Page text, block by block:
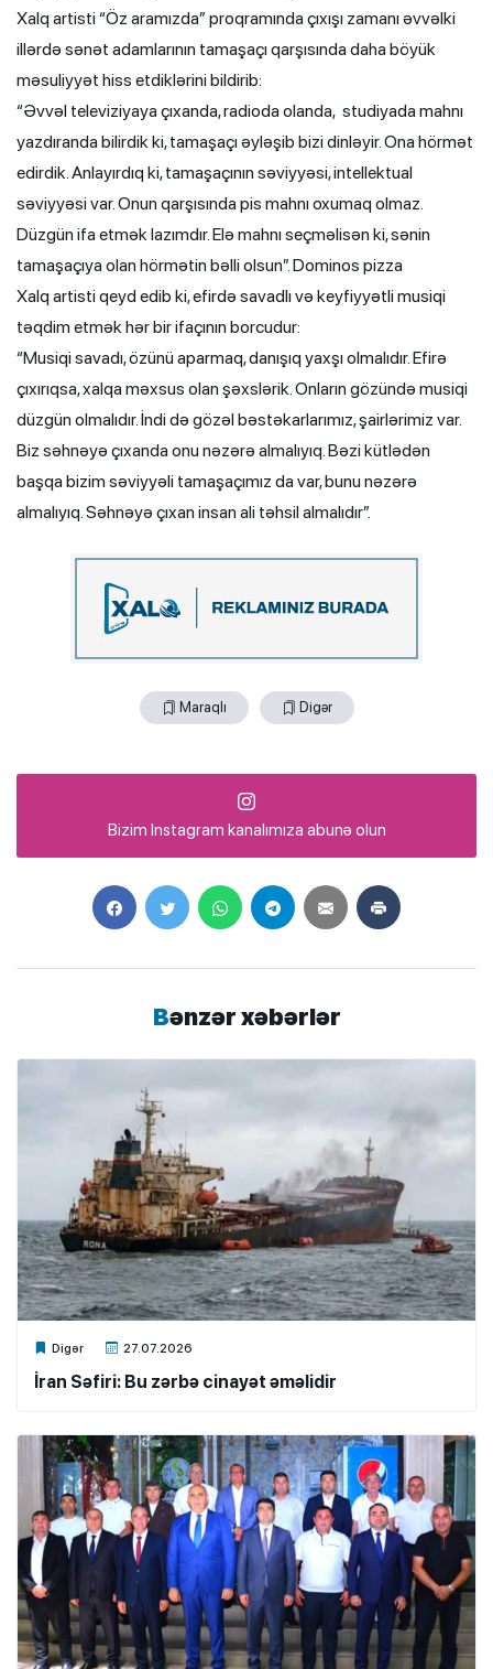
Xalq artisti “Öz aramızda” proqramında çıxışı zamanı əvvəlki
illərdə sənət adamlarının tamaşaçı qarşısında daha böyük
məsuliyyət hiss etdiklərini bildirib:
“Əvvəl televiziyaya çıxanda, radioda olanda, studiyada mahnı
yazdıranda bilirdik ki, tamaşaçı əyləşib bizi dinləyir. Ona hörmət
edirdik. Anlayırdıq ki, tamaşaçının səviyyəsi, intellektual
səviyyəsi var. Onun qarşısında pis mahnı oxumaq olmaz.
Düzgün ifa etmək lazımdır. Elə mahnı seçməlisən ki, sənin
tamaşaçıya olan hörmətin bəlli olsun”. Dominos pizza
Xalq artisti qeyd edib ki, efirdə savadlı və keyfiyyətli musiqi
təqdim etmək hər bir ifaçının borcudur:
“Musiqi savadı, özünü aparmaq, danışıq yaxşı olmalıdır. Efirə
çıxırıqsa, xalqa məxsus olan şəxslərik. Onların gözündə musiqi
düzgün olmalıdır. İndi də gözəl bəstəkarlarımız, şairlərimiz var.
Biz səhnəyə çıxanda onu nəzərə almalıyıq. Bəzi kütlədən
başqa bizim səviyyəli tamaşaçımız da var, bunu nəzərə
almalıyıq. Səhnəyə çıxan insan ali təhsil almalıdır”.
Maraqlı Digər
Bizim Instagram kanalımıza abunə olun
Bənzər xəbərlər
Digər 27.07.2026
Xalq.Online
İran Səfiri: Bu zərbə cinayət əməlidir